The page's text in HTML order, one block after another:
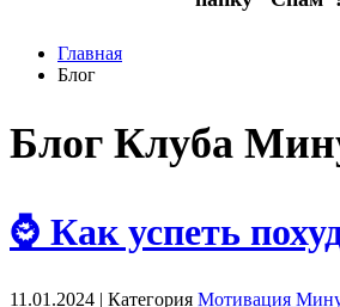
Главная
Блог
Блог Клуба
⌚ Как успеть
11.01.2024 | Категория Мотивация